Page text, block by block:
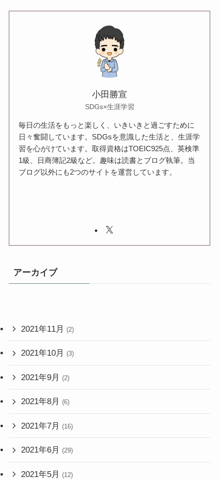
小田勝宣
SDGs×生涯学習
毎日の生活をもっと楽しく、いきいきと過ごすために
日々奮闘しています。SDGsを意識した生活と、生涯学
習を心がけています。取得資格はTOEIC925点、英検準
1級、日商簿記2級など。趣味は読書とブログ執筆。当
ブログ以外にも2つのサイトを運営しています。
アーカイブ
2021年11月 (2)
2021年10月 (3)
2021年9月 (2)
2021年8月 (6)
2021年7月 (16)
2021年6月 (29)
2021年5月 (12)